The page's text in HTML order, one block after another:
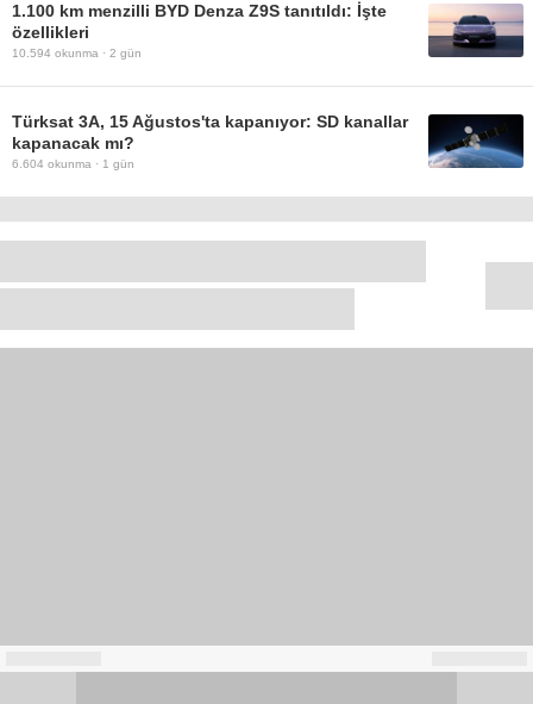
1.100 km menzilli BYD Denza Z9S tanıtıldı: İşte
özellikleri
10.594 okunma · 2 gün
Türksat 3A, 15 Ağustos'ta kapanıyor: SD kanallar
kapanacak mı?
6.604 okunma · 1 gün